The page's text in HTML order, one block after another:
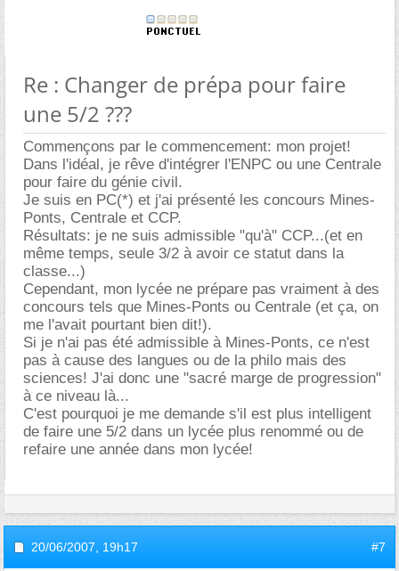
Re : Changer de prépa pour faire
une 5/2 ???
Commençons par le commencement: mon projet!
Dans l'idéal, je rêve d'intégrer l'ENPC ou une Centrale
pour faire du génie civil.
Je suis en PC(*) et j'ai présenté les concours Mines-
Ponts, Centrale et CCP.
Résultats: je ne suis admissible "qu'à" CCP...(et en
même temps, seule 3/2 à avoir ce statut dans la
classe...)
Cependant, mon lycée ne prépare pas vraiment à des
concours tels que Mines-Ponts ou Centrale (et ça, on
me l'avait pourtant bien dit!).
Si je n'ai pas été admissible à Mines-Ponts, ce n'est
pas à cause des langues ou de la philo mais des
sciences! J'ai donc une "sacré marge de progression"
à ce niveau là...
C'est pourquoi je me demande s'il est plus intelligent
de faire une 5/2 dans un lycée plus renommé ou de
refaire une année dans mon lycée!
20/06/2007, 19h17 #7